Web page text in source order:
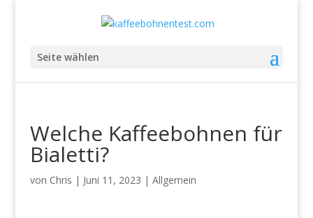
Seite wählen
Welche Kaffeebohnen für
Bialetti?
von Chris | Juni 11, 2023 | Allgemein